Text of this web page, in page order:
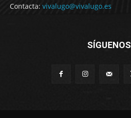
Contacta: vivalugo@vivalugo.es
SÍGUENOS